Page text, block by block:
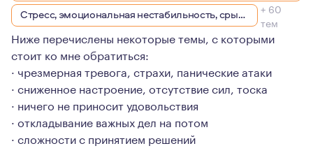
Стресс, эмоциональная нестабильность, срывы
+ 60
тем
Ниже перечислены некоторые темы, с которыми
стоит ко мне обратиться:
· чрезмерная тревога, страхи, панические атаки
· сниженное настроение, отсутствие сил, тоска
· ничего не приносит удовольствия
· откладывание важных дел на потом
· сложности с принятием решений